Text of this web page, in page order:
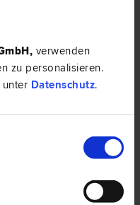
, verwenden
zu personalisieren.
unter Datenschutz.
| Mergers &